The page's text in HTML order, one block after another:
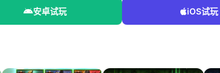
安卓试玩 iOS试玩